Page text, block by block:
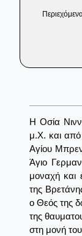
Η Οσία
μ.Χ. και
Αγίου
Άγιο
μοναχή και
της
ο Θεός της
της
στη μονή